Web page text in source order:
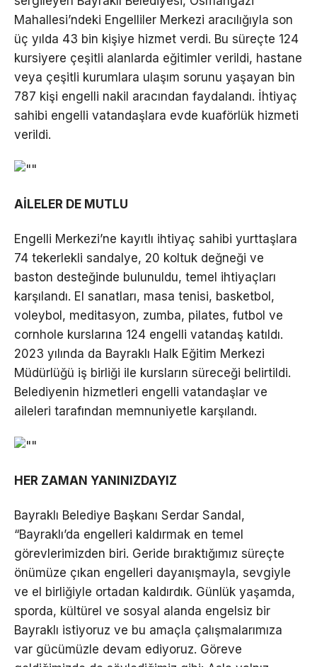
Mahallesi’ndeki Engelliler Merkezi aracılığıyla son
üç yılda 43 bin kişiye hizmet verdi. Bu süreçte 124
kursiyere çeşitli alanlarda eğitimler verildi, hastane
veya çeşitli kurumlara ulaşım sorunu yaşayan bin
787 kişi engelli nakil aracından faydalandı. İhtiyaç
sahibi engelli vatandaşlara evde kuaförlük hizmeti
verildi.
AİLELER DE MUTLU
Engelli Merkezi’ne kayıtlı ihtiyaç sahibi yurttaşlara
74 tekerlekli sandalye, 20 koltuk değneği ve
baston desteğinde bulunuldu, temel ihtiyaçları
karşılandı. El sanatları, masa tenisi, basketbol,
voleybol, meditasyon, zumba, pilates, futbol ve
cornhole kurslarına 124 engelli vatandaş katıldı.
2023 yılında da Bayraklı Halk Eğitim Merkezi
Müdürlüğü iş birliği ile kursların süreceği belirtildi.
Belediyenin hizmetleri engelli vatandaşlar ve
aileleri tarafından memnuniyetle karşılandı.
HER ZAMAN YANINIZDAYIZ
Bayraklı Belediye Başkanı Serdar Sandal,
“Bayraklı’da engelleri kaldırmak en temel
görevlerimizden biri. Geride bıraktığımız süreçte
önümüze çıkan engelleri dayanışmayla, sevgiyle
ve el birliğiyle ortadan kaldırdık. Günlük yaşamda,
sporda, kültürel ve sosyal alanda engelsiz bir
Bayraklı istiyoruz ve bu amaçla çalışmalarımıza
var gücümüzle devam ediyoruz. Göreve